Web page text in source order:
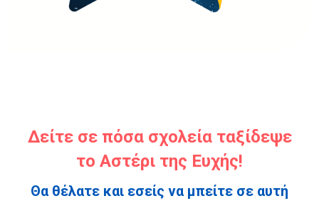
Δείτε σε πόσα σχολεία ταξίδεψε
το Αστέρι της Ευχής!
Θα θέλατε και εσείς να μπείτε σε αυτή